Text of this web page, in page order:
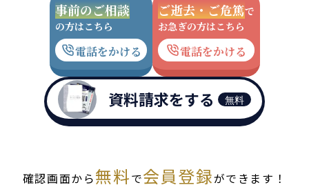
事前のご相談
の方はこちら
電話をかける
ご逝去・ご危篤で
お急ぎの方はこちら
電話をかける
資料請求をする 無料
確認画面から無料で会員登録ができます！